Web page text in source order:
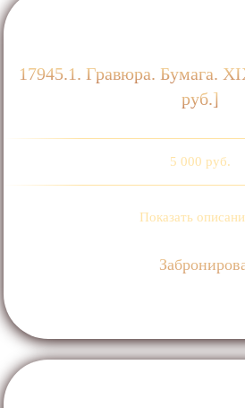
17945.1. Гравюра. Бумага.
руб.]
5 000 руб.
Показать